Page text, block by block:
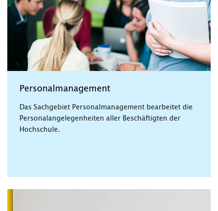
Personalmanagement
Das Sachgebiet Personalmanagement bearbeitet die
Personalangelegenheiten aller Beschäftigten der
Hochschule.